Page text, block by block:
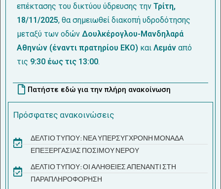
επέκτασης του δικτύου ύδρευσης τηνΤρίτη,
18/11/2025, θα σημειωθεί διακοπή υδροδότησης
μεταξύ των οδώνΔουλκέρογλου-Μανδηλαρά
Αθηνών (έναντι πρατηρίου ΕΚΟ) καιΛεμάν από
τις 9:30 έως τις 13:00.
Πατήστε εδώ για την πλήρη ανακοίνωση
Πρόσφατες ανακοινώσεις
ΔΕΛΤΙΟ ΤΥΠΟΥ: ΝΕΑ ΥΠΕΡΣΥΓΧΡΟΝΗ ΜΟΝΑΔΑ
ΕΠΕΞΕΡΓΑΣΙΑΣ ΠΟΣΙΜΟΥ ΝΕΡΟΥ
ΔΕΛΤΙΟ ΤΥΠΟΥ: ΟΙ ΑΛΗΘΕΙΕΣ ΑΠΕΝΑΝΤΙ ΣΤΗ
ΠΑΡΑΠΛΗΡΟΦΟΡΗΣΗ